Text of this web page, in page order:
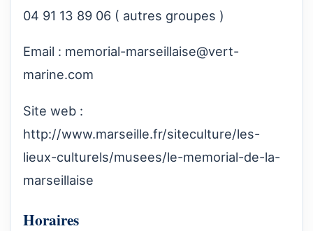
04 91 13 89 06 ( autres groupes )
Email : memorial-marseillaise@vert-
marine.com
Site web :
http://www.marseille.fr/siteculture/les-
lieux-culturels/musees/le-memorial-de-la-
marseillaise
Horaires